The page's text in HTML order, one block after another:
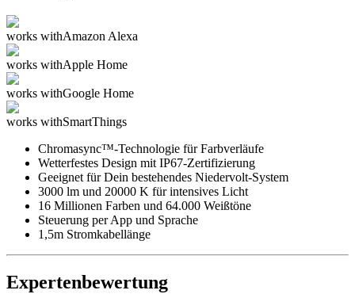
works withAmazon Alexa
works withApple Home
works withGoogle Home
works withSmartThings
Chromasync™-Technologie für Farbverläufe
Wetterfestes Design mit IP67-Zertifizierung
Geeignet für Dein bestehendes Niedervolt-System
3000 lm und 20000 K für intensives Licht
16 Millionen Farben und 64.000 Weißtöne
Steuerung per App und Sprache
1,5m Stromkabellänge
Expertenbewertung